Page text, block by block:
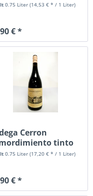
0.75 Liter(14,53 € * / 1 Liter)
€ *
Cerron
tinto
0.75 Liter(17,20 € * / 1 Liter)
€ *